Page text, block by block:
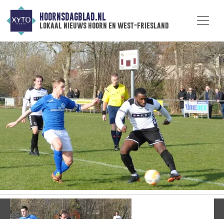
HOORNSDAGBLAD.NL
lokaal nieuws hoorn en west-friesland